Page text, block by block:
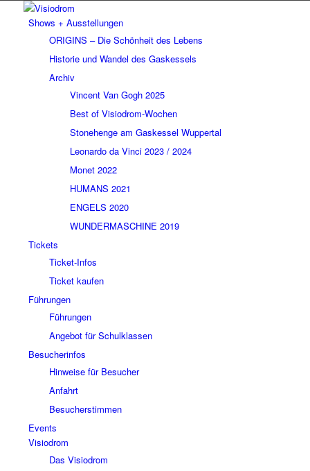
Shows + Ausstellungen
ORIGINS – Die Schönheit des Lebens
Historie und Wandel des Gaskessels
Archiv
Vincent Van Gogh 2025
Best of Visiodrom-Wochen
Stonehenge am Gaskessel Wuppertal
Leonardo da Vinci 2023 / 2024
Monet 2022
HUMANS 2021
ENGELS 2020
WUNDERMASCHINE 2019
Tickets
Ticket-Infos
Ticket kaufen
Führungen
Führungen
Angebot für Schulklassen
Besucherinfos
Hinweise für Besucher
Anfahrt
Besucherstimmen
Events
Visiodrom
Das Visiodrom